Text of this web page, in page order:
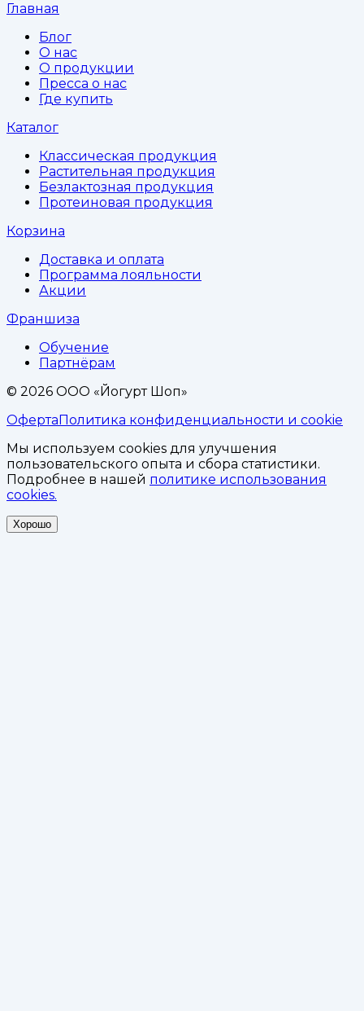
Главная
Блог
О нас
О продукции
Пресса о нас
Где купить
Каталог
Классическая продукция
Растительная продукция
Безлактозная продукция
Протеиновая продукция
Корзина
Доставка и оплата
Программа лояльности
Акции
Франшиза
Обучение
Партнёрам
© 2026 ООО «Йогурт Шоп»
ОфертаПолитика конфиденциальности и cookie
Мы используем cookies для улучшения
пользовательского опыта и сбора статистики.
Подробнее в нашей политике использования
cookies.
Хорошо